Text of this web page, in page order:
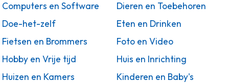
Computers en Software
Dieren en Toebehoren
Doe-het-zelf
Eten en Drinken
Fietsen en Brommers
Foto en Video
Hobby en Vrije tijd
Huis en Inrichting
Huizen en Kamers
Kinderen en Baby's